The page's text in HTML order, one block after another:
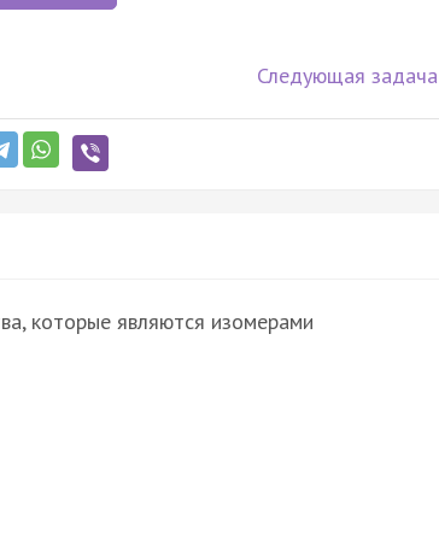
Следующая задача
которые являются изомерами